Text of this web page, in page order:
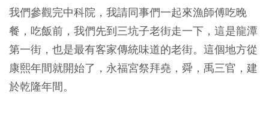
我們參觀完中科院，我請同事們一起來漁師傅吃晚
餐，吃飯前，我們先到三坑子老街走一下，這是龍潭
第一街，也是最有客家傳統味道的老街。這個地方從
康熙年間就開始了，永福宮祭拜堯，舜，禹三官，建
於乾隆年間。